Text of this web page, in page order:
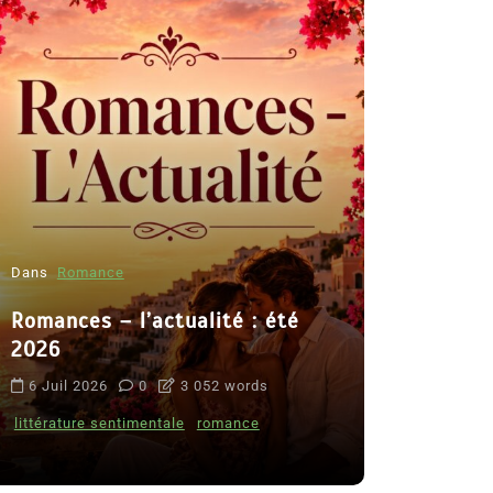
Dans Romance
Romances – l’actualité : été
2026
6 Juil 2026 0 3 052 words
littérature sentimentale romance